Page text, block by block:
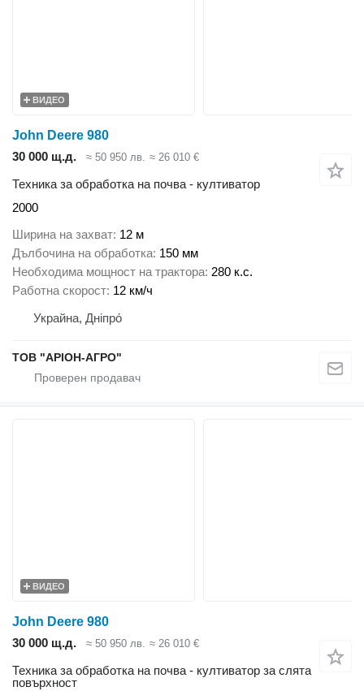
ВИДЕО
John Deere 980
30 000 щ.д.
≈ 50 950 лв. ≈ 26 010 €
Техника за обработка на почва - култиватор
2000
Ширина на захват 12 м
Дълбочина на обработка 150 мм
Необходима мощност на трактора 280 к.с.
Работна скорост 12 км/ч
Украйна, Дніпро́
ТОВ "АРІОН-АГРО"
ВИДЕО
John Deere 980
30 000 щ.д.
≈ 50 950 лв. ≈ 26 010 €
Техника за обработка на почва - култиватор за слята
повърхност